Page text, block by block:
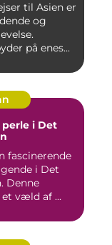
til Asien er
og
på enes...
perle i Det
fascinerende
i Det
Denne
væld af ...